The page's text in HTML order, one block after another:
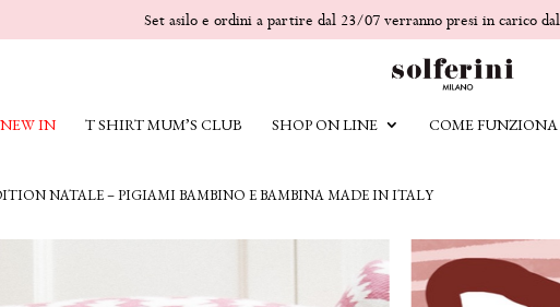
Set asilo e ordini a partire dal 23/07 verranno presi in carico
NEW IN T SHIRT MUM’S CLUB SHOP ON LINE COME FUNZIONA
NATALE – PIGIAMI BAMBINO E BAMBINA MADE IN ITALY